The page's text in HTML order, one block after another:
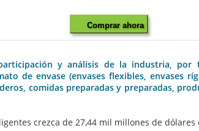
Comprar ahora
y análisis de la industria, por
de envase (envases flexibles,
comidas preparadas y preparadas,
crezca de 27,44 mil millones de